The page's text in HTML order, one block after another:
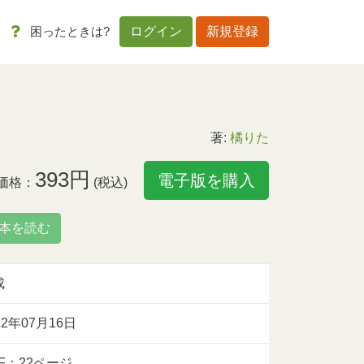
困ったときは? ログイン 新規登録
著: 橘りた
格： 393円 (税込) 電子版を購入
を読む
年07月16日